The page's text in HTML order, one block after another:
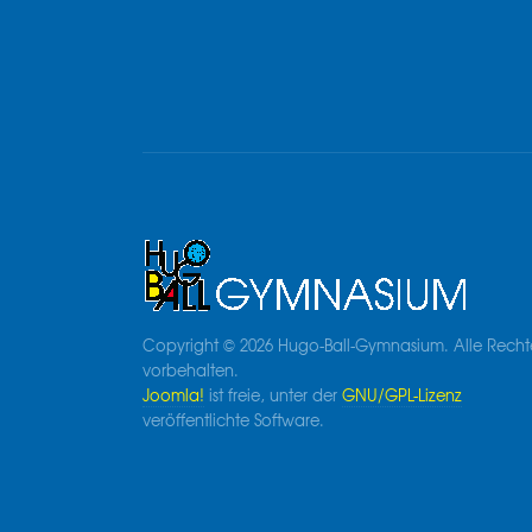
Copyright © 2026 Hugo-Ball-Gymnasium. Alle
vorbehalten.
Joomla! ist freie, unter der GNU/GPL-Lizenz
veröffentlichte Software.